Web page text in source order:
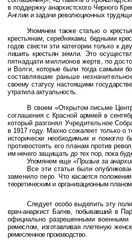
в поддержку анархистского Черного
Англии и задачи революционных
Упомянем также статью о
крестьянам, середняками, бедными
годов свести эти категории только к
лишить крестьянземли. Это
пятнадцати миллионов жертв, по
и Волги,которые были тогда самыми
составлявшие раньше
своему статусу настоящими
утратила актуальность.
В своем «Открытом письме
соглашения с Красной армией в
который разгонял Учредительное
в 1917 году. Махно сожалеет только о
исторически необходимым и помогло
противостоять его планам против
им нечего защищать до тех пор, пока
Упомянем еще«Призыв за
Все эти статьи были
заменило перо. Что касается
теоретическим и организационным
Следует особо выделить эту
врач-анархист Балев, побывавший в
официально разрешенными военными
ремеслом, изготавливая плетеную
ремесленное производство.